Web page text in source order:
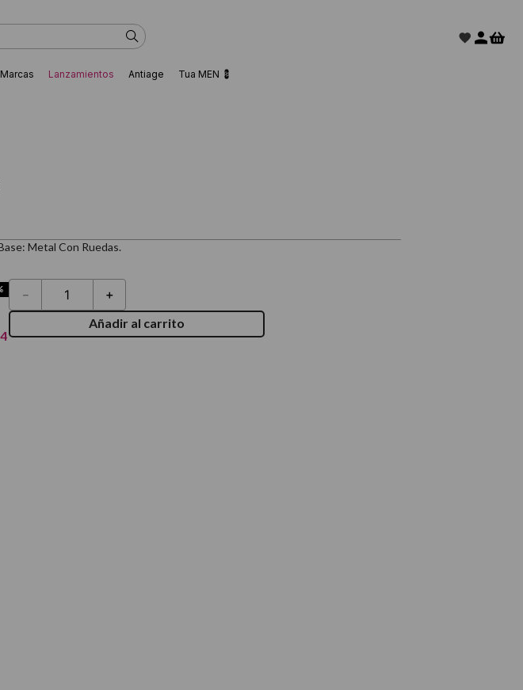
Marcas Lanzamientos Antiage Tua MEN 💈
Metal Con Ruedas.
＋
－
Añadir al carrito